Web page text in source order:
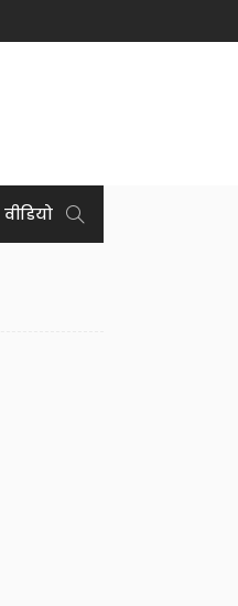
वीडियो